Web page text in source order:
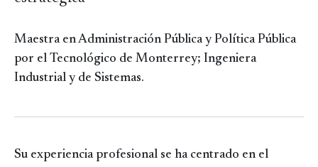
Maestra en Administración Pública y Política Pública
por el Tecnológico de Monterrey; Ingeniera
Industrial y de Sistemas.
Su experiencia profesional se ha centrado en el